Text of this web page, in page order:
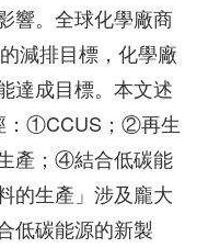
響。全球化學廠商
減排目標，化學廠
達成目標。本文述
：①CCUS；②再生
產；④結合低碳能
的生產」涉及龐大
低碳能源的新製